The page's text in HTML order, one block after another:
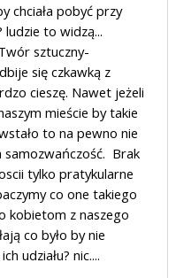
chciała pobyć przy
ludzie to widzą...
sztuczny-
się czkawką z
cieszę. Nawet jeżeli
mieście by takie
to na pewno nie
samozwańczość. Brak
tylko pratykularne
co one takiego
kobietom z naszego
co było by nie
udziału? nic....